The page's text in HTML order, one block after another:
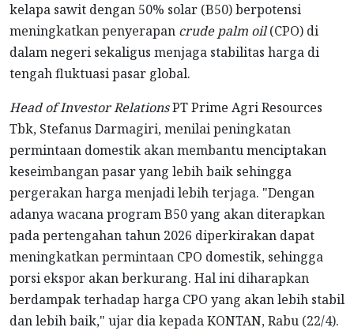
kelapa sawit dengan 50% solar (B50) berpotensi
meningkatkan penyerapan crude palm oil(CPO) di
dalam negeri sekaligus menjaga stabilitas harga di
tengah fluktuasi pasar global.
Head of Investor RelationsPT Prime Agri Resources
Tbk, Stefanus Darmagiri, menilai peningkatan
permintaan domestik akan membantu menciptakan
keseimbangan pasar yang lebih baik sehingga
pergerakan harga menjadi lebih terjaga. "Dengan
adanya wacana program B50 yang akan diterapkan
pada pertengahan tahun 2026 diperkirakan dapat
meningkatkan permintaan CPO domestik, sehingga
porsi ekspor akan berkurang. Hal ini diharapkan
berdampak terhadap harga CPO yang akan lebih stabil
dan lebih baik," ujar dia kepada KONTAN, Rabu (22/4).